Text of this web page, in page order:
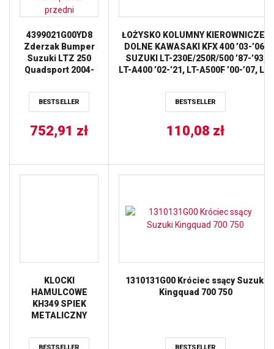
4399021G00YD8
Zderzak Bumper
Suzuki LTZ 250
Quadsport 2004-
przedni
BESTSELLER
752,91 zł
ŁOŻYSKO KOLUMNY KIEROWNICZEJ
DOLNE KAWASAKI KFX 400 ’03-’06,
SUZUKI LT-230E/250R/500 ’87-’93,
LT-A400 ’02-’21, LT-A500F ’00-’07, LT-
F500F ’03-’07, LT-Z250 ’03-’14 ALL
BALLS
BESTSELLER
110,08 zł
KLOCKI
HAMULCOWE
KH349 SPIEK
METALICZNY
(KAWASAKI KFX
1310131G00 Króciec ssący Suzuki
Kingquad 700 750